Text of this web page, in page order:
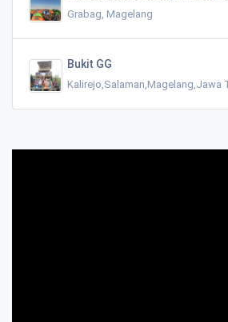
Grabag, Magelang
Bukit GG
Kalirejo,Salaman,Magelang,Jawa